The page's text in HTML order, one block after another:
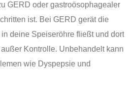
GERD oder gastroösophagealer
ist. Bei GERD gerät die
deine Speiseröhre fließt und dort
Kontrolle. Unbehandelt kann
wie Dyspepsie und